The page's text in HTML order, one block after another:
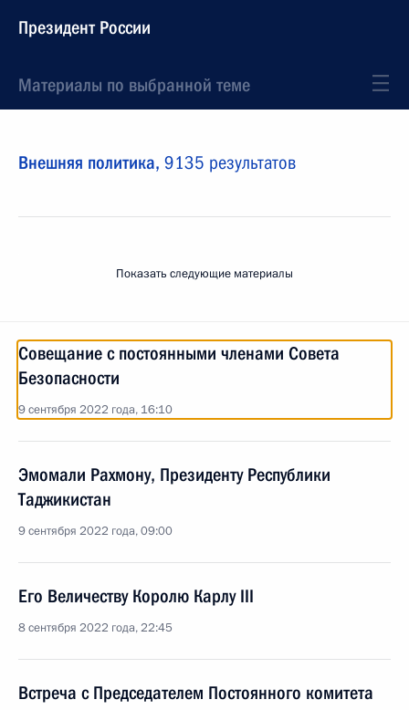
Президент России
Материалы по выбранной теме
Внешняя политика, 9135 результатов
Показать следующие материалы
Совещание с постоянными членами Совета
Безопасности
9 сентября 2022 года, 16:10
Эмомали Рахмону, Президенту Республики
Таджикистан
9 сентября 2022 года, 09:00
Его Величеству Королю Карлу III
8 сентября 2022 года, 22:45
Встреча с Председателем Постоянного комитета